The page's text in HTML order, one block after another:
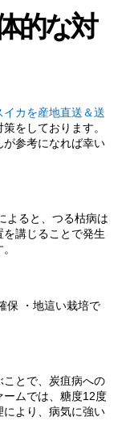
的な対
イカを産地直送＆送
をしております。
参考になれば幸い
よると、つる枯病は
講じることで発生
保 ・地這い栽培で
ことで、炭疽病への
ムでは、糖度12度
により、病気に強い